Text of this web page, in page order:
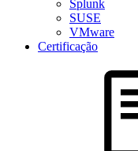
Splunk
SUSE
VMware
Certificação